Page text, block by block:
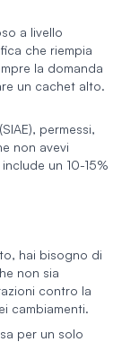
a livello
che riempia
la domanda
un cachet alto.
permessi,
non avevi
un 10-15%
hai bisogno di
non sia
contro la
cambiamenti.
per un solo